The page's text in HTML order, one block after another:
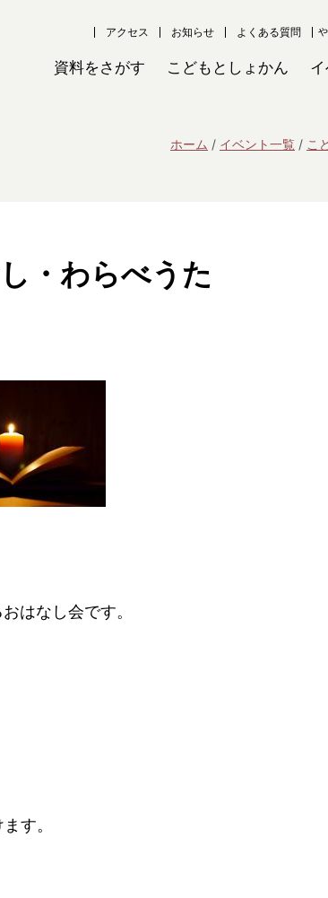
アクセス お知らせ よくある質問
資料をさがす こどもとしょかん
ホーム イベント一覧 こ
・わらべうた
はなし会です。
す。